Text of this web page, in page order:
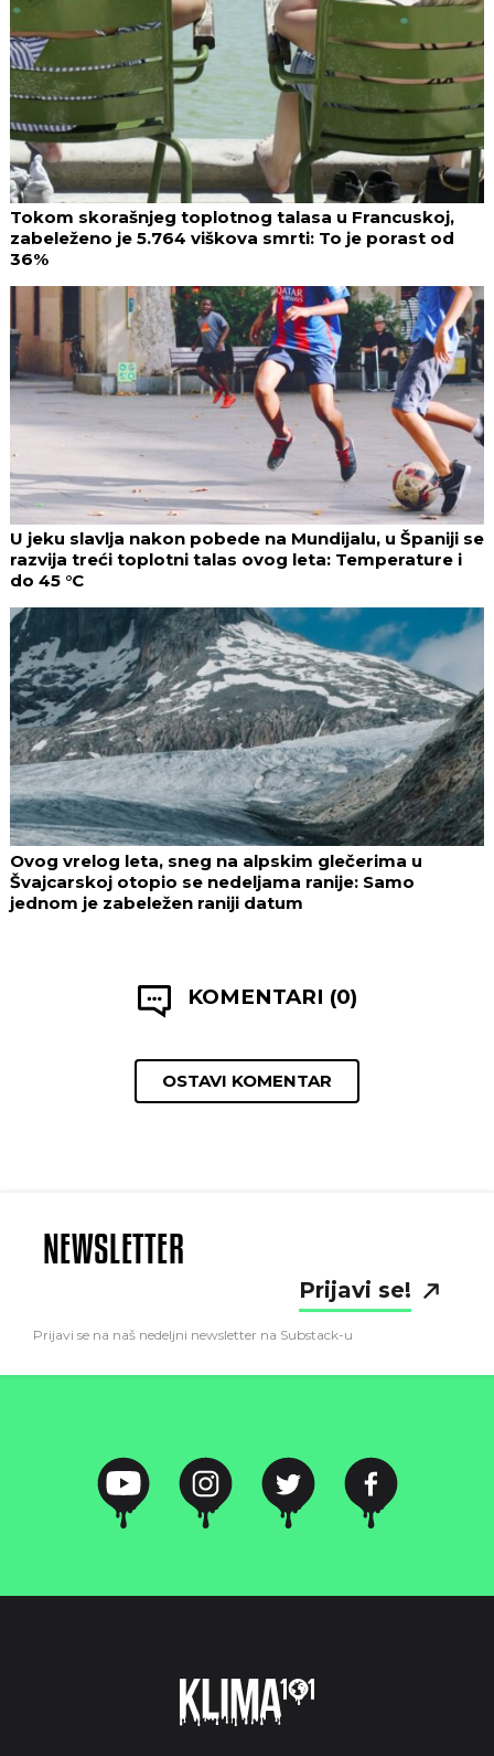
Tokom skorašnjeg toplotnog talasa u Francuskoj,
zabeleženo je 5.764 viškova smrti: To je porast od
36%
U jeku slavlja nakon pobede na Mundijalu, u Španiji se
razvija treći toplotni talas ovog leta: Temperature i
do 45 °C
Ovog vrelog leta, sneg na alpskim glečerima u
Švajcarskoj otopio se nedeljama ranije: Samo
jednom je zabeležen raniji datum
KOMENTARI (0)
OSTAVI KOMENTAR
NEWSLETTER
Prijavi se!
Prijavi se na naš nedeljni newsletter na Substack-u